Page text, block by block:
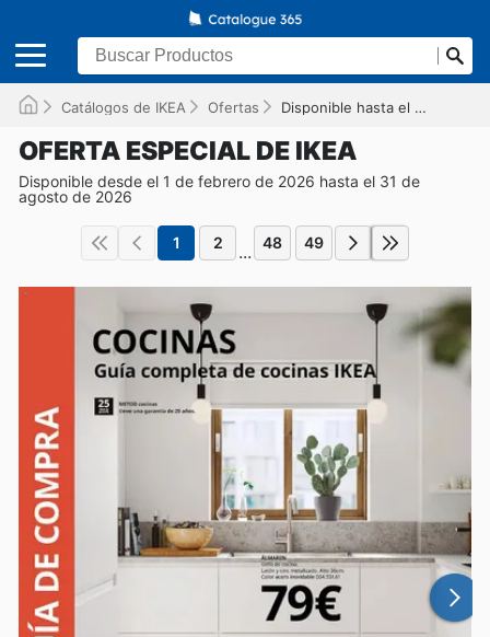
Catálogos de IKEA Ofertas Disponible hasta el 31/08/2026
OFERTA ESPECIAL DE IKEA
Disponible desde el 1 de febrero de 2026 hasta el 31 de
agosto de 2026
1 2 ... 48 49